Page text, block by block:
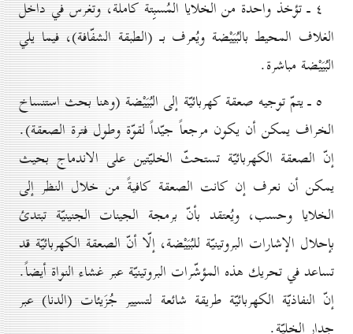
٤ ـ تؤخذ واحدة من الخلايا المُسبِتة كاملة، وتغرس في داخل
الغلاف المحيط بالبُيَيْضة ويُعرف بـ (الطبقة الشفّافة)، فيما يلي
البُيَيْضة مباشرة.
٥ ـ يتمّ توجيه صعقة كهربائيّة إلى البُيَيْضة (وهنا بحث استنساخ
الخراف يمكن أن يكون مرجعاً جيّداً لقوّة وطول فترة الصعقة).
إنّ الصعقة الكهربائيّة تستحثّ الخليّتين على الاندماج بحيث
يمكن أن نعرف إن كانت الصعقة كافيةً من خلال النظر إلى
الخلايا وحسب، ويُعتقد بأنّ برمجة الجينات الجنينيّة تبتدئ
بإحلال الإشارات البروتينيّة للبُيَيْضة، إلّا أنّ الصعقة الكهربائيّة قد
تساعد في تحريك هذه المؤشّرات البروتينيّة عبر غشاء النواة أيضاً.
إنّ النفاذيّة الكهربائيّة طريقة شائعة لتسيير جُزَيئات (الدنا) عبر
جدار الخليّة.